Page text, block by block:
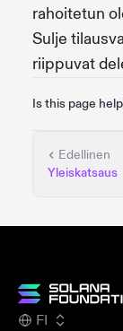
rahoitetun
Sulje
riippuvat
Is this page
Edellinen
Yleiskatsaus
FI